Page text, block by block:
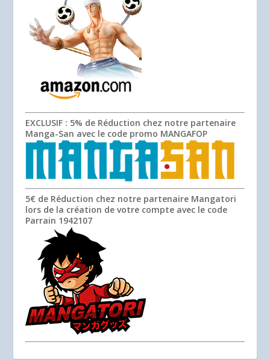
EXCLUSIF : 5% de Réduction chez notre partenaire
Manga-San avec le code promo MANGAFOP
5€ de Réduction chez notre partenaire Mangatori
lors de la création de votre compte avec le code
Parrain 1942107